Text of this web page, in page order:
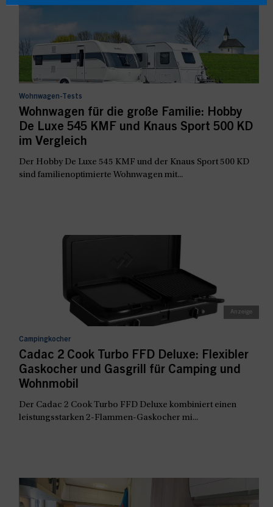
Wohnwagen-Tests
Wohnwagen für die große Familie: Hobby
De Luxe 545 KMF und Knaus Sport 500 KD
im Vergleich
Der Hobby De Luxe 545 KMF und der Knaus Sport 500 KD
sind familienoptimierte Wohnwagen mit...
Campingkocher
Cadac 2 Cook Turbo FFD Deluxe: Flexibler
Gaskocher und Gasgrill für Camping und
Wohnmobil
Der Cadac 2 Cook Turbo FFD Deluxe kombiniert einen
leistungsstarken 2-Flammen-Gaskocher mi...